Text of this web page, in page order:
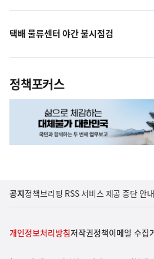
택배 물류센터 야간 불시점검
정책포커스
공지정책브리핑 RSS 서비스 제공 중단 안내
개인정보처리방침저작권정책이메일 수집